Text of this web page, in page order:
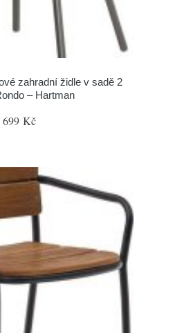
zahradní židle v sadě 2
– Hartman
699 Kč